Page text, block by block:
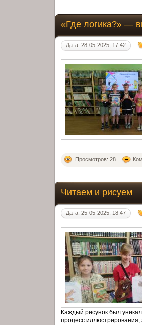
«Где логика?» —
Дата: 28-05-2025, 17:42
Просмотров: 28
Читаем и рисуем
Дата: 25-05-2025, 18:47
Каждый рисунок был
процесс